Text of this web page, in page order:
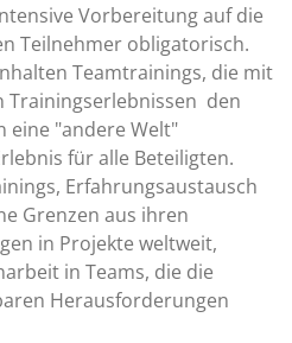
Vorbereitung auf die
Teilnehmer obligatorisch.
Teamtrainings, die mit
Trainingserlebnissen den
eine "andere Welt"
für alle Beteiligten.
Erfahrungsaustausch
Grenzen aus ihren
in Projekte weltweit,
in Teams, die die
Herausforderungen